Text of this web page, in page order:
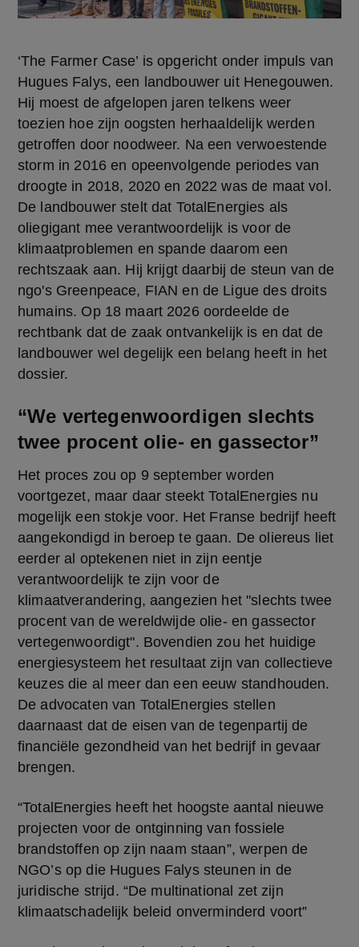
‘The Farmer Case’ is opgericht onder impuls van
Hugues Falys, een landbouwer uit Henegouwen.
Hij moest de afgelopen jaren telkens weer
toezien hoe zijn oogsten herhaaldelijk werden
getroffen door noodweer. Na een verwoestende
storm in 2016 en opeenvolgende periodes van
droogte in 2018, 2020 en 2022 was de maat vol.
De landbouwer stelt dat TotalEnergies als
oliegigant mee verantwoordelijk is voor de
klimaatproblemen en spande daarom een
rechtszaak aan. Hij krijgt daarbij de steun van de
ngo's Greenpeace, FIAN en de Ligue des droits
humains. Op 18 maart 2026 oordeelde de
rechtbank dat de zaak ontvankelijk is en dat de
landbouwer wel degelijk een belang heeft in het
dossier.
“We vertegenwoordigen slechts
twee procent olie- en gassector”
Het proces zou op 9 september worden
voortgezet, maar daar steekt TotalEnergies nu
mogelijk een stokje voor. Het Franse bedrijf heeft
aangekondigd in beroep te gaan. De oliereus liet
eerder al optekenen niet in zijn eentje
verantwoordelijk te zijn voor de
klimaatverandering, aangezien het "slechts twee
procent van de wereldwijde olie- en gassector
vertegenwoordigt". Bovendien zou het huidige
energiesysteem het resultaat zijn van collectieve
keuzes die al meer dan een eeuw standhouden.
De advocaten van TotalEnergies stellen
daarnaast dat de eisen van de tegenpartij de
financiële gezondheid van het bedrijf in gevaar
brengen.
“TotalEnergies heeft het hoogste aantal nieuwe
projecten voor de ontginning van fossiele
brandstoffen op zijn naam staan”, werpen de
NGO’s op die Hugues Falys steunen in de
juridische strijd. “De multinational zet zijn
klimaatschadelijk beleid onverminderd voort”